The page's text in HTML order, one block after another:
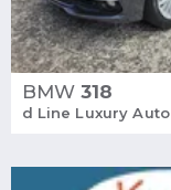
BMW 318
d Line Luxury Auto